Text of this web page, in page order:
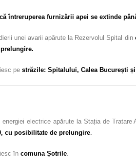
întreruperea furnizării apei se extinde
unei avarii apărute la Rezervolul Spital din
pe străzile: Spitalului, Calea București
electrice apărute la Stația de Tratare
cu posibilitate de prelungire.
în comuna Șotrile.